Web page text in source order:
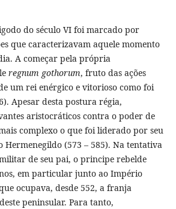
do século VI foi marcado por
que caracterizavam aquele momento
A começar pela própria
regnum gothorum, fruto das ações
um rei enérgico e vitorioso como foi
Apesar desta postura régia,
aristocráticos contra o poder de
complexo o que foi liderado por seu
Hermenegildo (573 – 585). Na tentativa
de seu pai, o principe rebelde
em particular junto ao Império
ocupava, desde 552, a franja
peninsular. Para tanto,